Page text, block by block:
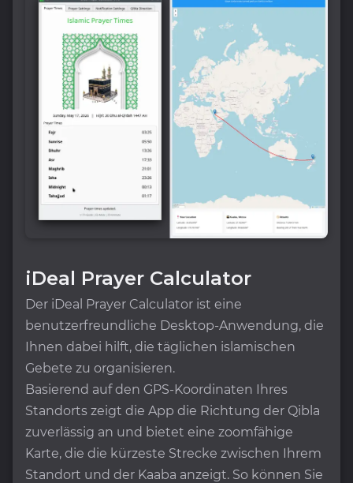
iDeal Prayer Calculator
Der iDeal Prayer Calculator ist eine
benutzerfreundliche Desktop-Anwendung, die
Ihnen dabei hilft, die täglichen islamischen
Gebete zu organisieren.
Basierend auf den GPS-Koordinaten Ihres
Standorts zeigt die App die Richtung der Qibla
zuverlässig an und bietet eine zoomfähige
Karte, die die kürzeste Strecke zwischen Ihrem
Standort und der Kaaba anzeigt. So können Sie